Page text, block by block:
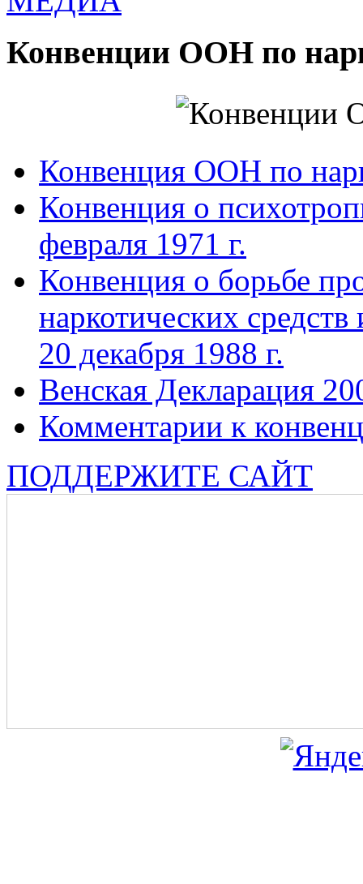
Конвенции ООН по
Конвенция ООН по
Конвенция о
февраля 1971 г.
Конвенция о борьбе
наркотических
20 декабря 1988 г.
Венская Декларация
Комментарии к
ПОДДЕРЖИТЕ САЙТ